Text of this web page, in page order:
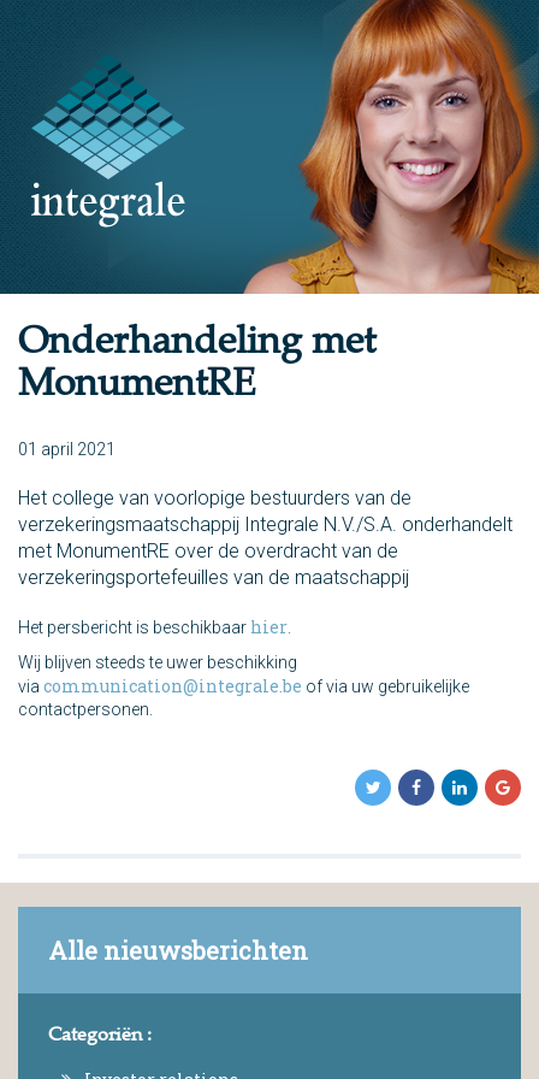
Onderhandeling met
MonumentRE
01 april 2021
Het college van voorlopige bestuurders van de
verzekeringsmaatschappij Integrale N.V./S.A. onderhandelt
met MonumentRE over de overdracht van de
verzekeringsportefeuilles van de maatschappij
Het persbericht is beschikbaar hier.
Wij blijven steeds te uwer beschikking
via communication@integrale.be of via uw gebruikelijke
contactpersonen.
Alle nieuwsberichten
Categoriën :